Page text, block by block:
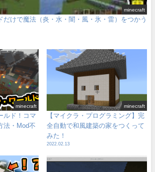
minecraft
だけで魔法（炎・水・闇・風・氷・雷）をつかう
minecraft
ルド！コマ
法・Mod不
minecraft
【マイクラ・プログラミング】完
全自動で和風建築の家をつくって
みた！
2022.02.13